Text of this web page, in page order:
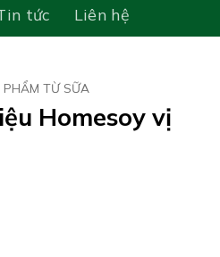
tức Liên hệ
TỪ SỮA
Homesoy vị